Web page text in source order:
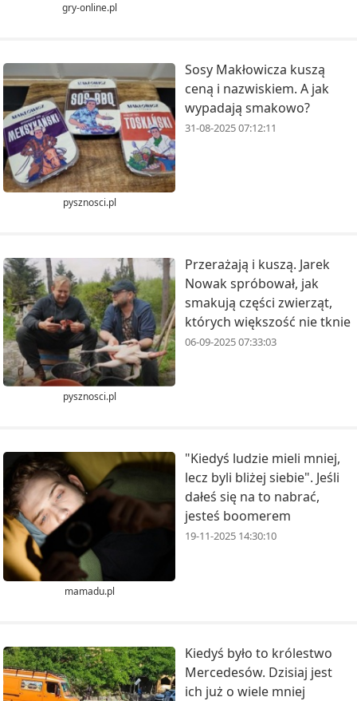
gry-online.pl
pysznosci.pl
Sosy Makłowicza kuszą
ceną i nazwiskiem. A jak
wypadają smakowo?
31-08-2025 07:12:11
pysznosci.pl
Przerażają i kuszą. Jarek
Nowak spróbował, jak
smakują części zwierząt,
których większość nie tknie
06-09-2025 07:33:03
mamadu.pl
"Kiedyś ludzie mieli mniej,
lecz byli bliżej siebie". Jeśli
dałeś się na to nabrać,
jesteś boomerem
19-11-2025 14:30:10
Kiedyś było to królestwo
Mercedesów. Dzisiaj jest
ich już o wiele mniej